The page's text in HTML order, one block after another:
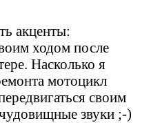
акценты:
ходом после
Насколько я
мотоцикл
своим
звуки ;-)